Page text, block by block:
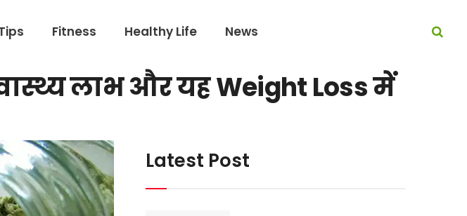
Fitness Healthy Life News
लाभ और यह Weight Loss में
Latest Post